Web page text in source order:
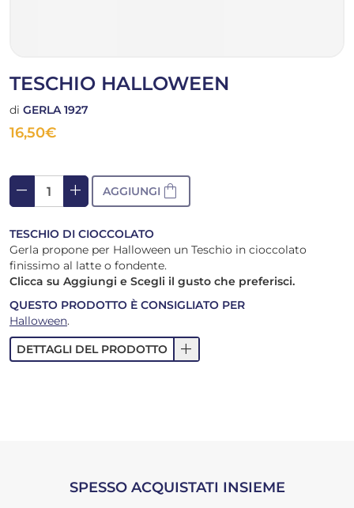
TESCHIO HALLOWEEN
di GERLA 1927
16,50€
remove add AGGIUNGI shopping_bag
TESCHIO DI CIOCCOLATO
Gerla propone per Halloween un Teschio in cioccolato
finissimo al latte o fondente.
Clicca su Aggiungi e Scegli il gusto che preferisci.
QUESTO PRODOTTO È CONSIGLIATO PER
Halloween.
DETTAGLI DEL PRODOTTO
add
SPESSO ACQUISTATI INSIEME